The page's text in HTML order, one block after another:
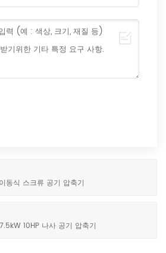
동식 스크류 공기 압축기
10HP 나사 공기 압축기